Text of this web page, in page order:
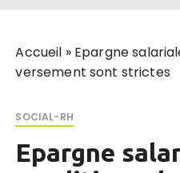
Accueil » Epargne
versement sont strictes
SOCIAL-RH
Epargne